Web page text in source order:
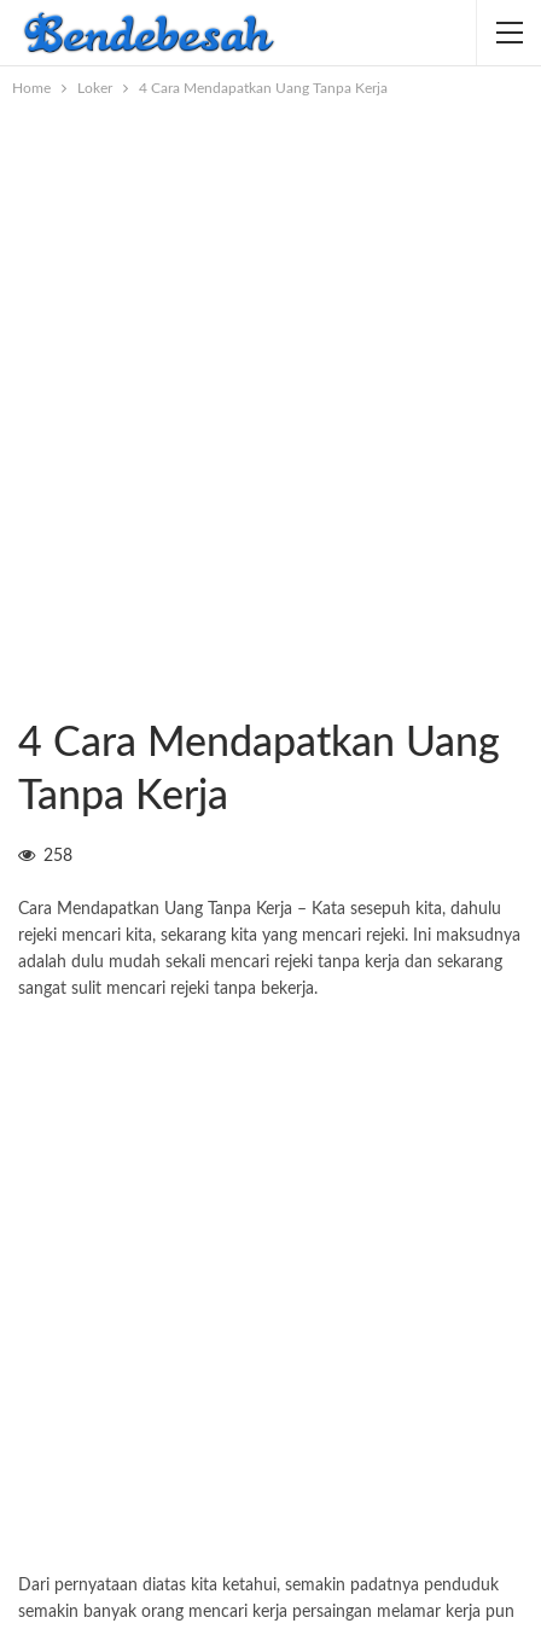
Home Loker 4 Cara Mendapatkan Uang Tanpa Kerja
4 Cara Mendapatkan Uang
Tanpa Kerja
258
Cara Mendapatkan Uang Tanpa Kerja – Kata sesepuh kita, dahulu
rejeki mencari kita, sekarang kita yang mencari rejeki. Ini maksudnya
adalah dulu mudah sekali mencari rejeki tanpa kerja dan sekarang
sangat sulit mencari rejeki tanpa bekerja.
Dari pernyataan diatas kita ketahui, semakin padatnya penduduk
semakin banyak orang mencari kerja persaingan melamar kerja pun